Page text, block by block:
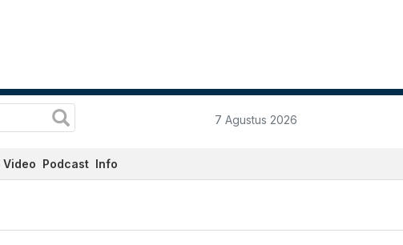
7 Agustus 2026
Video Podcast Info